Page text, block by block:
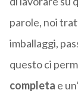
parole, noi
imballaggi,
questo ci
completa e